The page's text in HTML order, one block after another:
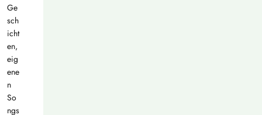
Ge
sch
icht
en,
eig
ene
n
So
ngs